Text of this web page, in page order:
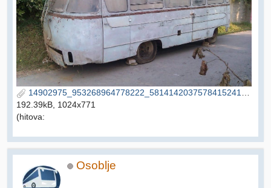
14902975_953268964778222_5814142037578415241_o.jpg
192.39kB, 1024x771
(hitova:
Osoblje